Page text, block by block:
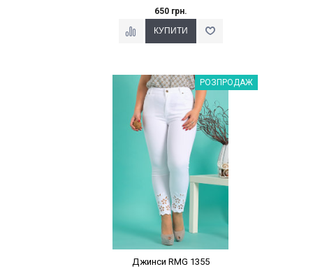
650 грн.
Наклейки Варіант з %РОЗПРОДАЖ
Джинси RMG 1355